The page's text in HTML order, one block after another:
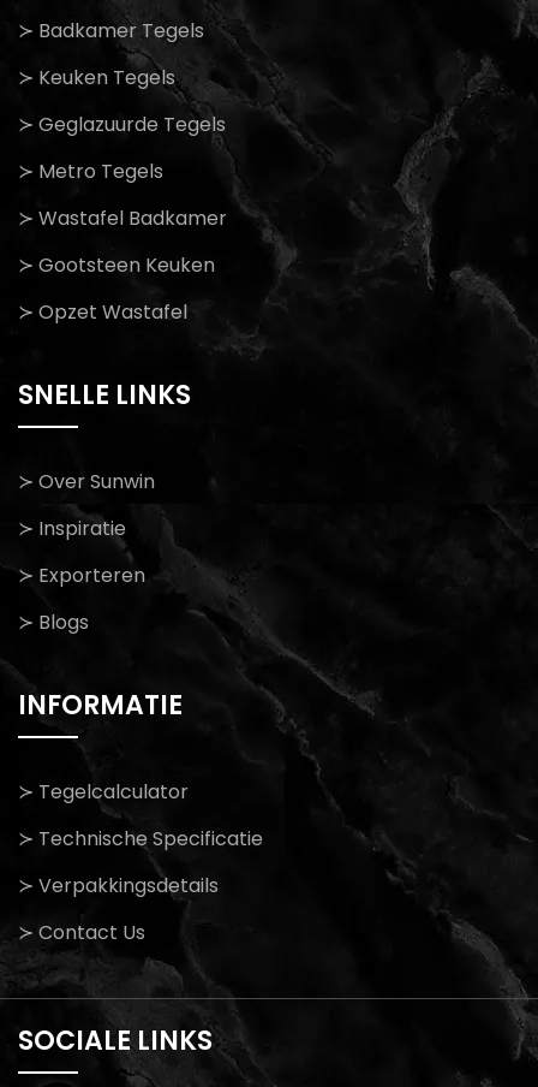
≻ Badkamer Tegels
≻ Keuken Tegels
≻ Geglazuurde Tegels
≻ Metro Tegels
≻ Wastafel Badkamer
≻ Gootsteen Keuken
≻ Opzet Wastafel
SNELLE LINKS
≻ Over Sunwin
≻ Inspiratie
≻ Exporteren
≻ Blogs
INFORMATIE
≻ Tegelcalculator
≻ Technische Specificatie
≻ Verpakkingsdetails
≻ Contact Us
SOCIALE LINKS